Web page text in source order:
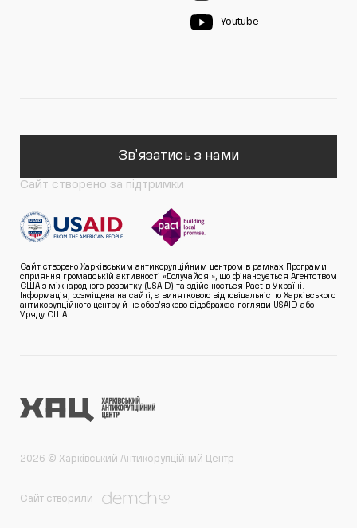
Youtube
Зв'язатись з нами
Сайт створено за підтримки
Сайт створено Харківським антикорупційним центром в рамках Програми
сприяння громадській активності «Долучайся!», що фінансується Агентством
США з міжнародного розвитку (USAID) та здійснюється Pact в Україні.
Інформація, розміщена на сайті, є винятковою відповідальністю Харківського
антикорупційного центру й не обов’язково відображає погляди USAID або
Уряду США.
2026 © Харківський Антикорупційний Центр
Сайт створили